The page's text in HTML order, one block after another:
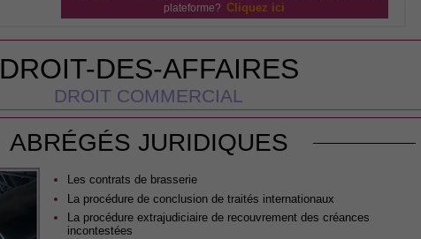
plateforme? Cliquez ici
DROIT-DES-AFFAIRES
DROIT COMMERCIAL
ABRÉGÉS JURIDIQUES
Les contrats de brasserie
La procédure de conclusion de traités internationaux
La procédure extrajudiciaire de recouvrement des créances
incontestées